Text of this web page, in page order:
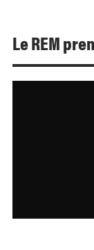
Le REM